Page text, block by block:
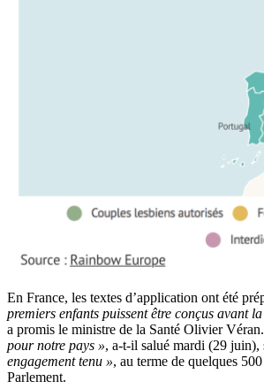
En France, les textes d’application ont été
premiers enfants puissent être conçus avant
a promis le ministre de la Santé Olivier Véran.
pour notre pays », a-t-il salué mardi (29 juin),
engagement tenu », au terme de quelques
Parlement.